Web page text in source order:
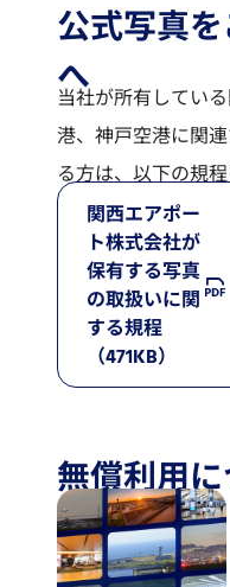
公式写真
へ
当社が所有してい
港、神戸空港に関
る方は、以下の規
関西エアポー
ト株式会社が
保有する写真
の取扱いに関
する規程
（471KB）
無償利用